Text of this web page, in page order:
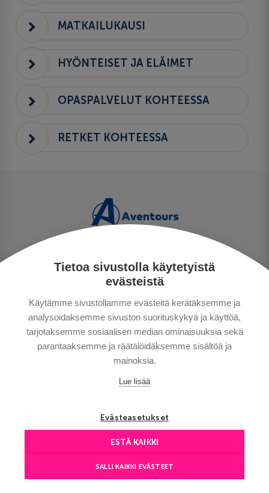
Tietoa sivustolla käytetyistä
evästeistä
Käytämme sivustollamme evästeitä kerätäksemme ja
analysoidaksemme sivuston suorituskykyä ja käyttöä,
tarjotaksemme sosiaalisen median ominaisuuksia sekä
parantaaksemme ja räätälöidäksemme sisältöä ja
mainoksia.
Lue lisää
Evästeasetukset
ESTÄ KAIKKI
SALLI KAIKKI EVÄSTEET
MATKAILUKAUSI
HYÖNTEISET JA ELÄIMET
OPASPALVELUT KOHTEESSA
RETKET KOHTEESSA
PRIVACY POLICY
MAKSUTAVAT
GENERAL CONDITIONS
GOOD TO KNOW
CONTACTS
Copyright © Aventours 2026